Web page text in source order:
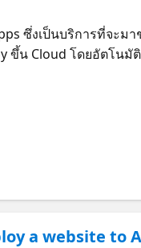
ซึ่งเป็นบริการที่จะ
น Cloud โดยอัตโนมั
สเกลได้ลงในเว็บแอป
a website to